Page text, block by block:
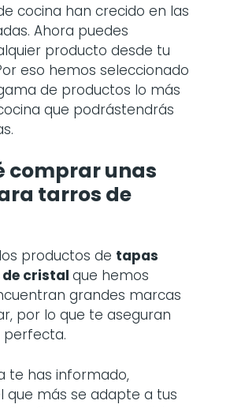
cocina han crecido en las
Ahora puedes
producto desde tu
eso hemos seleccionado
de productos lo más
que podrástendrás
comprarunas
tarros de
productos de tapas
cristal que hemos
grandes marcas
por lo que te aseguran
te has informado,
que más se adapte a tus